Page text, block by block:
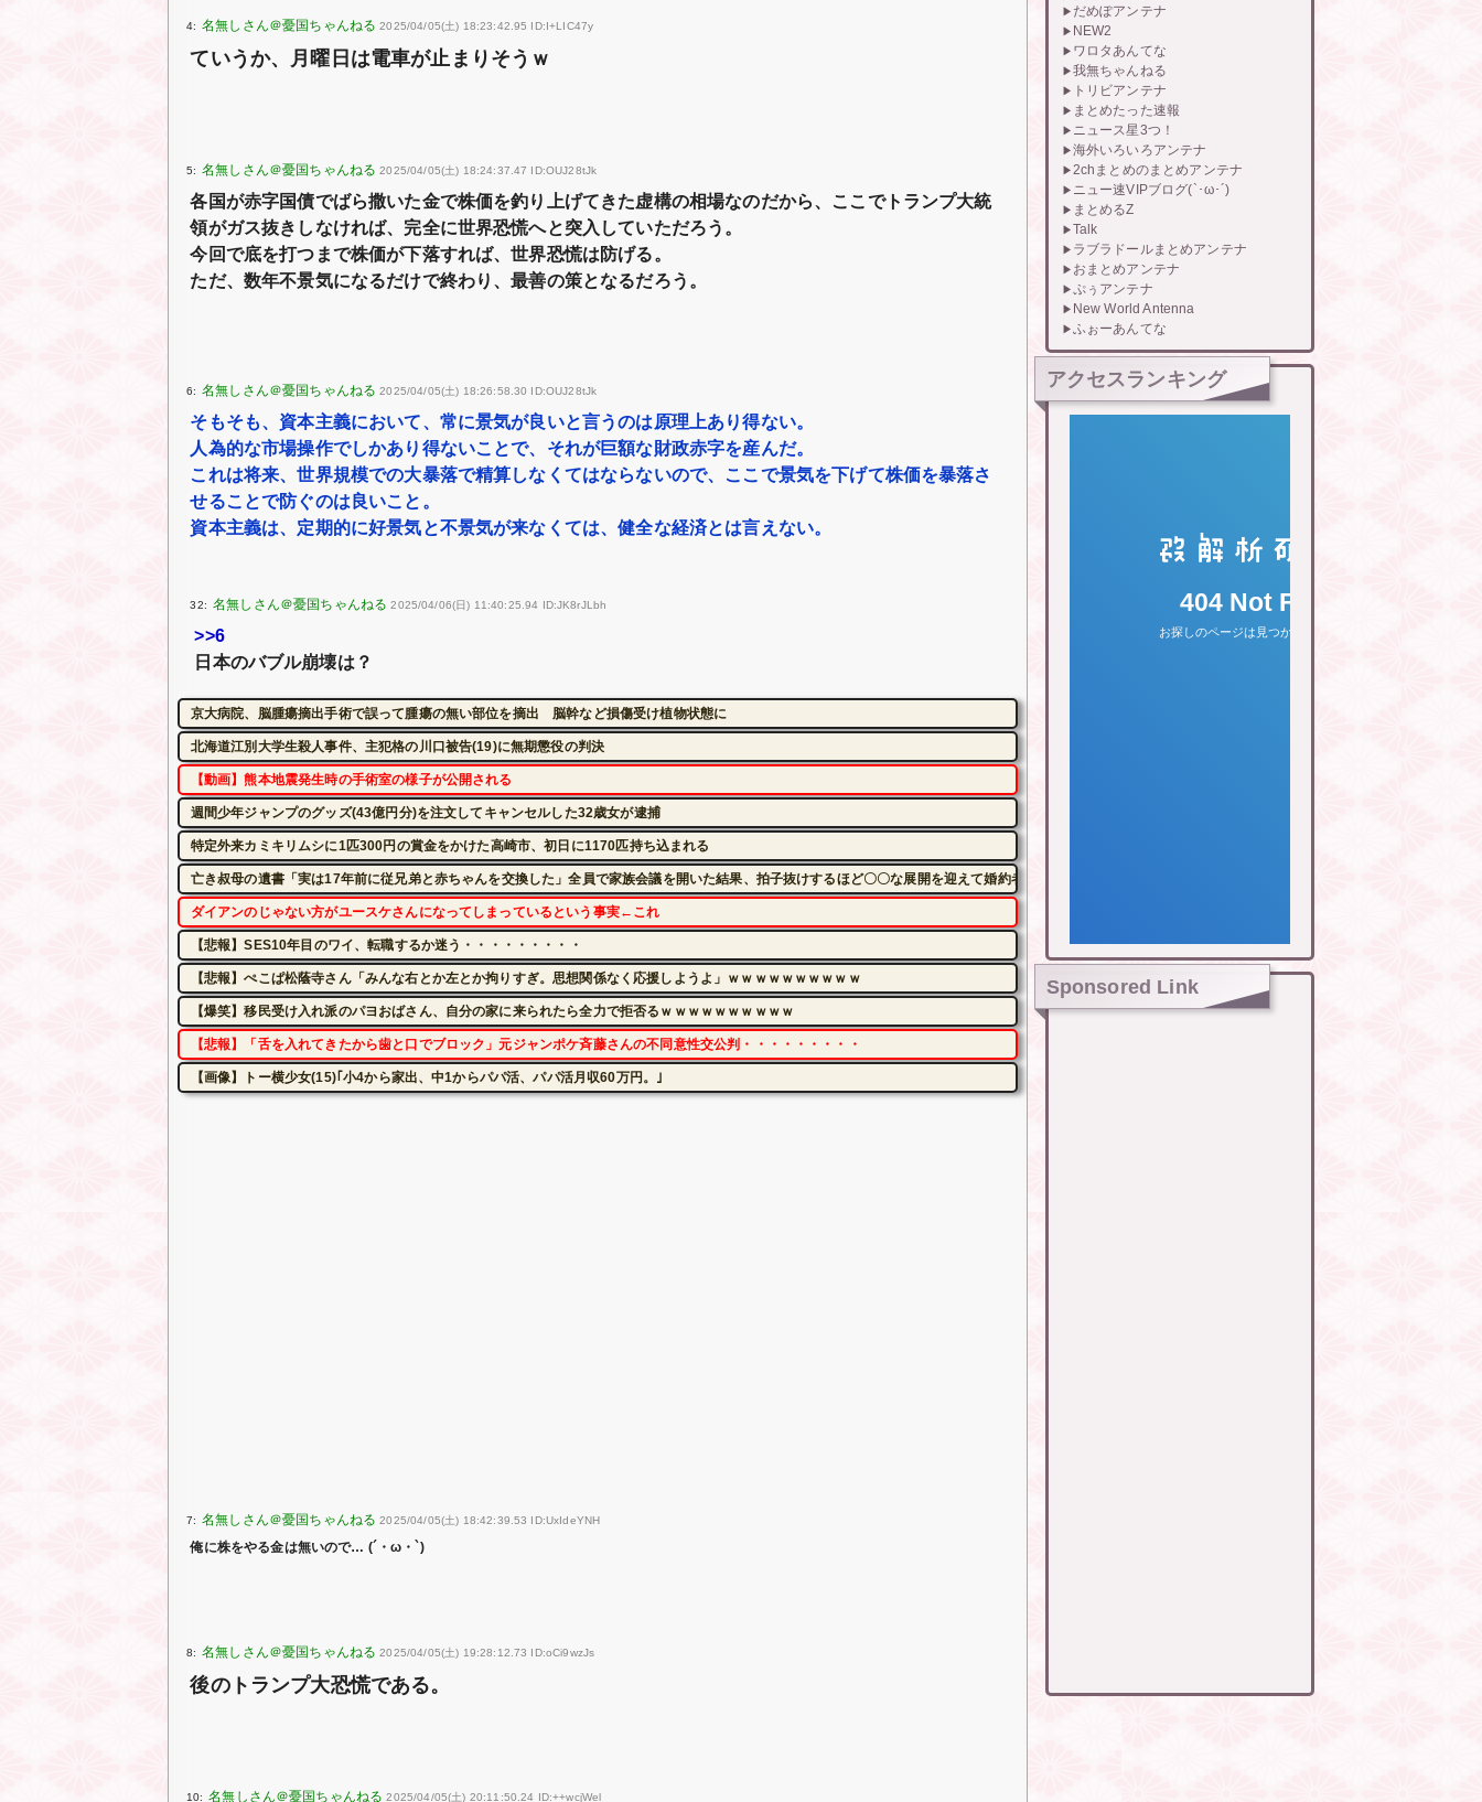
4: 2025/04/05(土) 18:23:42.95 ID:I+LIC47y
ていうか、月曜日は電車が止まりそうｗ
5: 2025/04/05(土) 18:24:37.47 ID:OUJ28tJk
各国が赤字国債でばら撒いた金で株価を釣り上げてきた虚構の相場なのだから、ここでトランプ大統
領がガス抜きしなければ、完全に世界恐慌へと突入していただろう。
今回で底を打つまで株価が下落すれば、世界恐慌は防げる。
ただ、数年不景気になるだけで終わり、最善の策となるだろう。
6: 2025/04/05(土) 18:26:58.30 ID:OUJ28tJk
そもそも、資本主義において、常に景気が良いと言うのは原理上あり得ない。
人為的な市場操作でしかあり得ないことで、それが巨額な財政赤字を産んだ。
これは将来、世界規模での大暴落で精算しなくてはならないので、ここで景気を下げて株価を暴落さ
せることで防ぐのは良いこと。
資本主義は、定期的に好景気と不景気が来なくては、健全な経済とは言えない。
32: 2025/04/06(日) 11:40:25.94 ID:JK8rJLbh
>>6
日本のバブル崩壊は？
京大病院、脳腫瘍摘出手術で誤って腫瘍の無い部位を摘出 脳幹など損傷受け植物状態に
北海道江別大学生殺人事件、主犯格の川口被告(19)に無期懲役の判決
【動画】熊本地震発生時の手術室の様子が公開される
週間少年ジャンプのグッズ(43億円分)を注文してキャンセルした32歳女が逮捕
特定外来カミキリムシに1匹300円の賞金をかけた高崎市、初日に1170匹持ち込まれる
亡き叔母の遺書「実は17年前に従兄弟と赤ちゃんを交換した」全員で家族会議を開いた結果、拍子抜けするほど〇〇な展開を迎えて婚約者呆然←家族の絆が深すぎて修羅場にならんかった
ダイアンのじゃない方がユースケさんになってしまっているという事実←これ
【悲報】SES10年目のワイ、転職するか迷う・・・・・・・・・
【悲報】ぺこぱ松蔭寺さん「みんな右とか左とか拘りすぎ。思想関係なく応援しようよ」ｗｗｗｗｗｗｗｗｗｗ
【爆笑】移民受け入れ派のパヨおばさん、自分の家に来られたら全力で拒否るｗｗｗｗｗｗｗｗｗｗ
【悲報】「舌を入れてきたから歯と口でブロック」元ジャンポケ斉藤さんの不同意性交公判・・・・・・・・・
【画像】トー横少女(15)｢小4から家出、中1からパパ活、パパ活月収60万円。｣
7: 2025/04/05(土) 18:42:39.53 ID:UxIdeYNH
俺に株をやる金は無いので… (´・ω・`)
8: 2025/04/05(土) 19:28:12.73 ID:oCi9wzJs
後のトランプ大恐慌である。
10: 2025/04/05(土) 20:11:50.24 ID:++wcjWel
だめぽアンテナ
NEW2
ワロタあんてな
我無ちゃんねる
トリビアンテナ
まとめたった速報
ニュース星3つ！
海外いろいろアンテナ
2chまとめのまとめアンテナ
ニュー速VIPブログ(`･ω･´)
まとめるZ
Talk
ラブラドールまとめアンテナ
おまとめアンテナ
ぷぅアンテナ
New World Antenna
ふぉーあんてな
アクセスランキング
Sponsored Link